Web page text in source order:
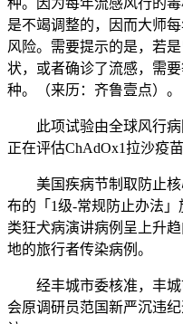
种。因为每年流感风行的
是不竭调整的，因而大师
风险。需要提示的是，若
状，或者确诊了流感，需
种。（来历：齐鲁壹点）。
此项试验由全球风行病
正在评估ChAdOx1拉沙疫
美国疾病节制取防止核
布的「1级-常规防止办法
类狂犬病演讲病例呈上升
地的旅行者传染病例。
经丰城市委核准，丰城
会原调研员范国新严沉违